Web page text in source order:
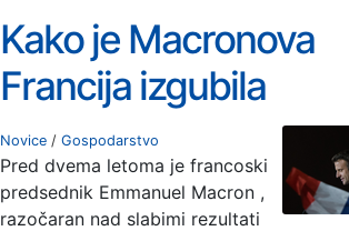
Kako je Macronova
Francija izgubila
prihodnost in postala
bolnik Evrope
Novice / Gospodarstvo
Pred dvema letoma je francoski
predsednik Emmanuel Macron ,
razočaran nad slabimi rezultati